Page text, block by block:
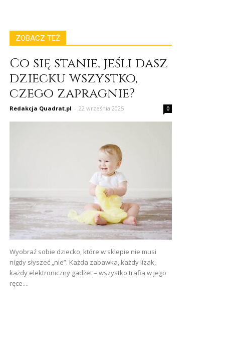
ZOBACZ TEŻ
Co się stanie, jeśli dasz
dziecku wszystko,
czego zapragnie?
Redakcja Quadrat.pl - 22 września 2025 0
Wyobraź sobie dziecko, które w sklepie nie musi
nigdy słyszeć „nie”. Każda zabawka, każdy lizak,
każdy elektroniczny gadżet – wszystko trafia w jego
ręce....